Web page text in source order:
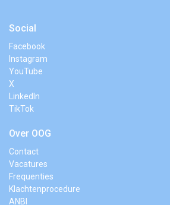
Social
Facebook
Instagram
YouTube
X
LinkedIn
TikTok
Over OOG
Contact
Vacatures
Frequenties
Klachtenprocedure
ANBI